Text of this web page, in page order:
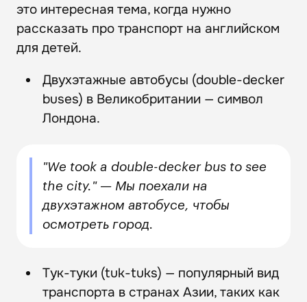
это интересная тема, когда нужно
рассказать про транспорт на английском
для детей.
Двухэтажные автобусы (double-decker
buses) в Великобритании — символ
Лондона.
"We took a double-decker bus to see
the city." — Мы поехали на
двухэтажном автобусе, чтобы
осмотреть город.
Тук-туки (tuk-tuks) — популярный вид
транспорта в странах Азии, таких как